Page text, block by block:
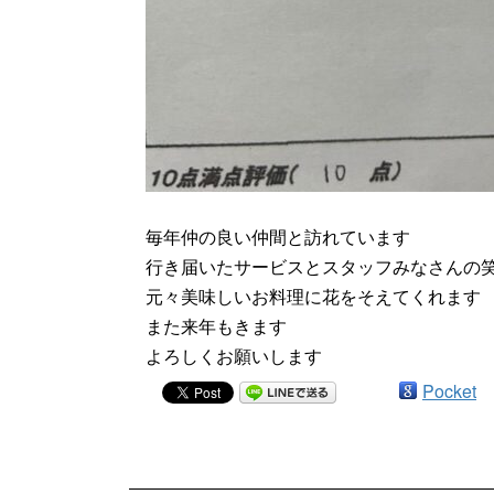
毎年仲の良い仲間と訪れています
行き届いたサービスとスタッフみなさんの
元々美味しいお料理に花をそえてくれます
また来年もきます
よろしくお願いします
Pocket